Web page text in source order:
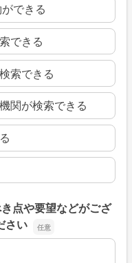
できる
できる
索できる
関が検索できる
点や要望などがござ
さい
点や要望などがござい